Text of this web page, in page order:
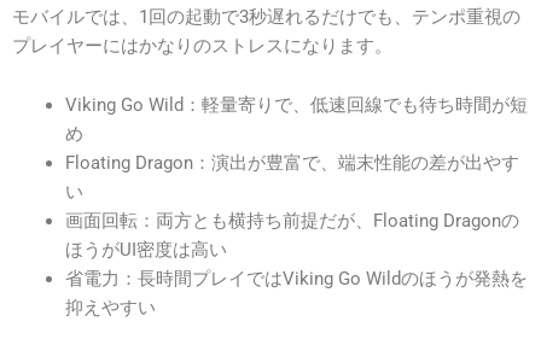
モバイルでは、1回の起動で3秒遅れるだけでも、テンポ重視の
プレイヤーにはかなりのストレスになります。
Viking Go Wild：軽量寄りで、低速回線でも待ち時間が短
め
Floating Dragon：演出が豊富で、端末性能の差が出やす
い
画面回転：両方とも横持ち前提だが、Floating Dragonの
ほうがUI密度は高い
省電力：長時間プレイではViking Go Wildのほうが発熱を
抑えやすい